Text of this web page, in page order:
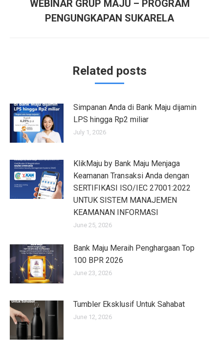
post:
WEBINAR GRUP MAJU – PROGRAM
PENGUNGKAPAN SUKARELA
Related posts
Simpanan Anda di Bank Maju dijamin
LPS hingga Rp2 miliar
July 1, 2026
KlikMaju by Bank Maju Menjaga
Keamanan Transaksi Anda dengan
SERTIFIKASI ISO/IEC 27001:2022
UNTUK SISTEM MANAJEMEN
KEAMANAN INFORMASI
June 25, 2026
Bank Maju Meraih Penghargaan Top
100 BPR 2026
June 23, 2026
Tumbler Eksklusif Untuk Sahabat
June 12, 2026